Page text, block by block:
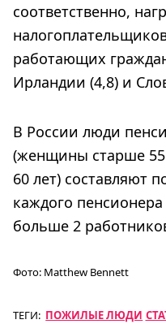
соответственно,
работающих
Ирландии (4,8) и
В России люди
(женщины старше
60 лет) составляют
каждого
больше 2
Фото: Matthew Bennett
ТЕГИ: ПОЖИЛЫЕ ЛЮДИ